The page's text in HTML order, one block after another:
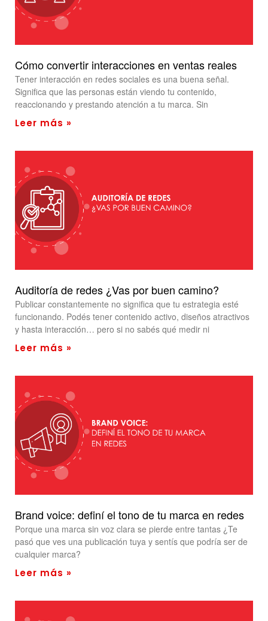
Cómo convertir interacciones en ventas reales
Tener interacción en redes sociales es una buena señal.
Significa que las personas están viendo tu contenido,
reaccionando y prestando atención a tu marca. Sin
Leer más »
Auditoría de redes ¿Vas por buen camino?
Publicar constantemente no significa que tu estrategia esté
funcionando. Podés tener contenido activo, diseños atractivos
y hasta interacción… pero si no sabés qué medir ni
Leer más »
Brand voice: definí el tono de tu marca en redes
Porque una marca sin voz clara se pierde entre tantas ¿Te
pasó que ves una publicación tuya y sentís que podría ser de
cualquier marca?
Leer más »